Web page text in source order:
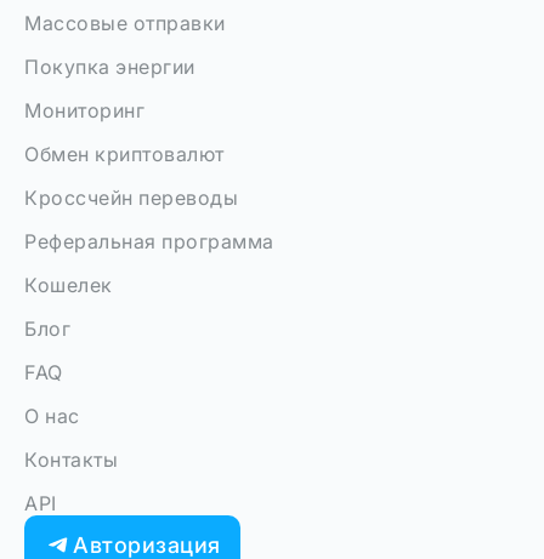
Массовые отправки
Покупка энергии
Мониторинг
Обмен криптовалют
Кроссчейн переводы
Реферальная программа
Кошелек
Блог
FAQ
О нас
Контакты
API
Авторизация